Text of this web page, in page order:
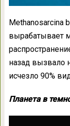
Methanosarcina
вырабатывает
назад вызвало
исчезло 90%
Планета в